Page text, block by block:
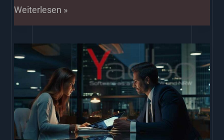
Weiterlesen »
Datenqualität:
So
steigern
Sie
Ihren
Geschäftserfolg